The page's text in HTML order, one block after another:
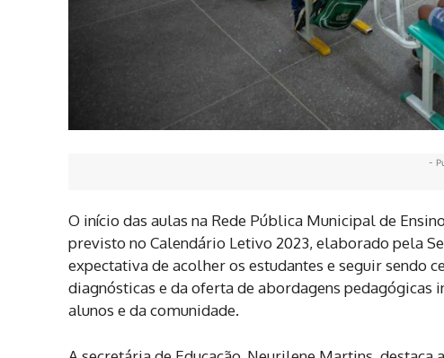
-
O início das aulas na Rede Pública Municipal de
previsto no Calendário Letivo 2023, elaborado pela
expectativa de acolher os estudantes e seguir sendo
diagnósticas e da oferta de abordagens pedagógicas
alunos e da comunidade.